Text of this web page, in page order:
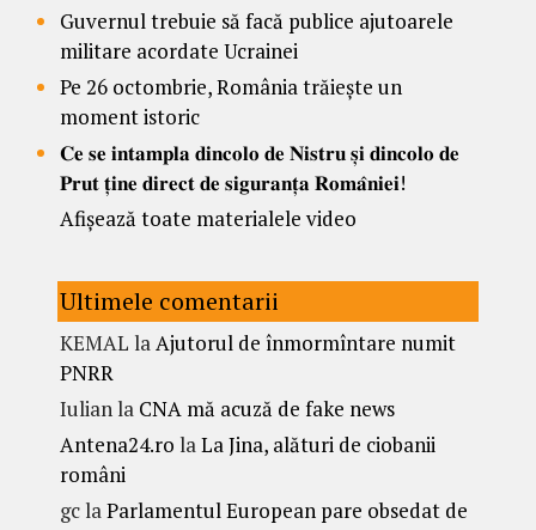
Guvernul trebuie să facă publice ajutoarele
militare acordate Ucrainei
Pe 26 octombrie, România trăiește un
moment istoric
𝐂𝐞 𝐬𝐞 𝐢𝐧𝐭𝐚𝐦𝐩𝐥𝐚 𝐝𝐢𝐧𝐜𝐨𝐥𝐨 𝐝𝐞 𝐍𝐢𝐬𝐭𝐫𝐮 𝐬̦𝐢 𝐝𝐢𝐧𝐜𝐨𝐥𝐨 𝐝𝐞
𝐏𝐫𝐮𝐭 𝐭̦𝐢𝐧𝐞 𝐝𝐢𝐫𝐞𝐜𝐭 𝐝𝐞 𝐬𝐢𝐠𝐮𝐫𝐚𝐧𝐭̦𝐚 𝐑𝐨𝐦𝐚̂𝐧𝐢𝐞𝐢!
Afișează toate materialele video
Ultimele comentarii
KEMAL laAjutorul de înmormîntare numit
PNRR
Iulianla CNA mă acuză de fake news
Antena24.ro laLa Jina, alături de ciobanii
români
gclaParlamentul European pare obsedat de